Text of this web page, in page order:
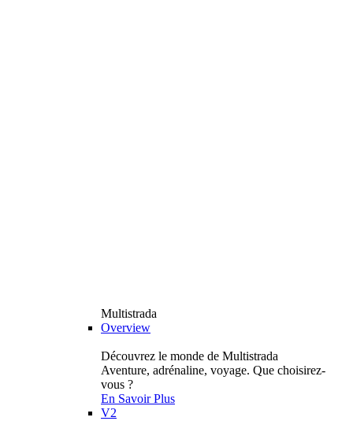
Multistrada
Overview
Découvrez le monde de Multistrada
Aventure, adrénaline, voyage. Que choisirez-
vous ?
En Savoir Plus
V2